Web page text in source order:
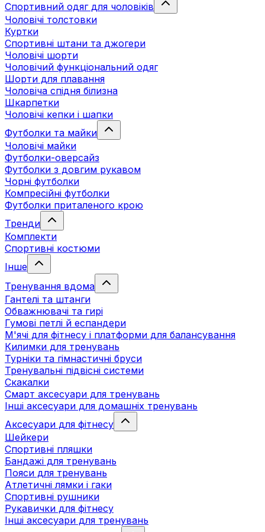
Спортивний одяг для чоловіків
Чоловічі толстовки
Куртки
Спортивні штани та джогери
Чоловічі шорти
Чоловічий функціональний одяг
Шорти для плавання
Чоловіча спідня білизна
Шкарпетки
Чоловічі кепки і шапки
Футболки та майки
Чоловічі майки
Футболки-оверсайз
Футболки з довгим рукавом
Чорні футболки
Компресійні футболки
Футболки приталеного крою
Тренди
Комплекти
Спортивні костюми
Інше
Тренування вдома
Гантелі та штанги
Обважнювачі та гирі
Гумові петлі й еспандери
М'ячі для фітнесу і платформи для балансування
Килимки для тренувань
Турніки та гімнастичні бруси
Тренувальні підвісні системи
Скакалки
Смарт аксесуари для тренувань
Інші аксесуари для домашніх тренувань
Аксесуари для фітнесу
Шейкери
Спортивні пляшки
Бандажі для тренувань
Пояси для тренувань
Атлетичні лямки і гаки
Спортивні рушники
Рукавички для фітнесу
Інші аксесуари для тренувань